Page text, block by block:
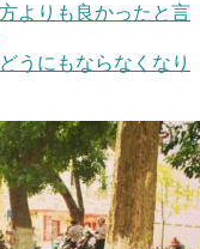
よりも良かったと言
うにもならなくなり